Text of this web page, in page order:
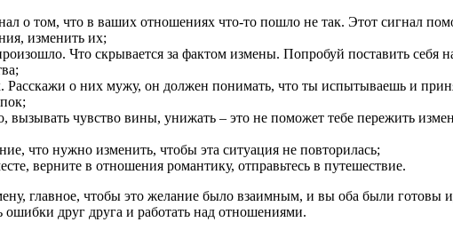
о том, что в ваших отношениях что-то пошло не так. Этот сигнал
изменить их;
Что скрывается за фактом измены. Попробуй поставить себя
Расскажи о них мужу, он должен понимать, что ты испытываешь и
вызывать чувство вины, унижать – это не поможет тебе пережить
что нужно изменить, чтобы эта ситуация не повторилась;
верните в отношения романтику, отправьтесь в путешествие.
главное, чтобы это желание было взаимным, и вы оба были готовы
друг друга и работать над отношениями.